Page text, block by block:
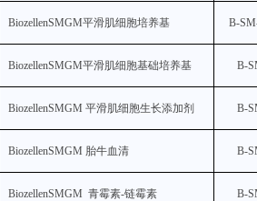
BiozellenSMGM平滑肌细胞培养基 B-
BiozellenSMGM平滑肌细胞基础培养基 B-
BiozellenSMGM 平滑肌细胞生长添加剂 B-
BiozellenSMGM 胎牛血清 B-
BiozellenSMGM 青霉素-链霉素 B-